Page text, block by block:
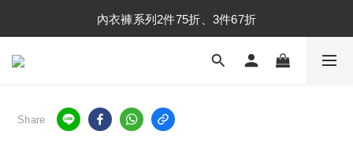
內衣褲系列2件75折、3件67折
內衣褲系列2件75折、3件67折
襪子系列2件75折、3件67折
Share